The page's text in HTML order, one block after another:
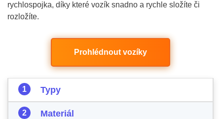
rychlospojka, díky které vozík snadno a rychle složíte či
rozložíte.
Prohlédnout vozíky
Typy
Materiál